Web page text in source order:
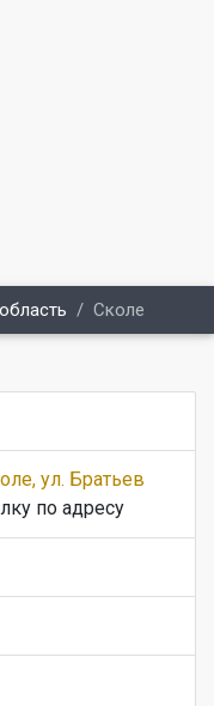
Сколе
ул. Братьев
по адресу